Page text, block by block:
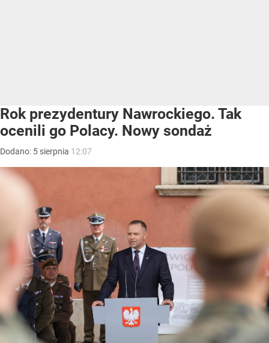
Rok prezydentury Nawrockiego. Tak
ocenili go Polacy. Nowy sondaż
Dodano: 5 sierpnia 12:07